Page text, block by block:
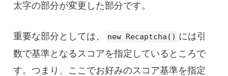
太字の部分が変更した部分です。
重要な部分としては、 new Recaptcha() には引
数で基準となるスコアを指定しているところで
す。つまり、ここでお好みのスコア基準を指定